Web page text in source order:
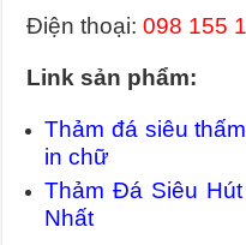
Điện thoại:098 155
Link sản phẩm:
Thảm đá siêu
in chữ
Thảm Đá Siêu
Nhất